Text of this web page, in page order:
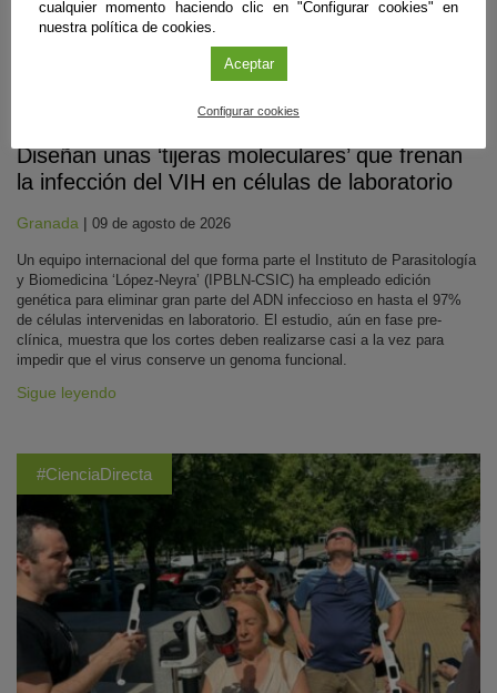
Diseñan unas ‘tijeras moleculares’ que frenan
la infección del VIH en células de laboratorio
Granada | 09 de agosto de 2026
Un equipo internacional del que forma parte el Instituto de Parasitología
y Biomedicina ‘López-Neyra’ (IPBLN-CSIC) ha empleado edición
genética para eliminar gran parte del ADN infeccioso en hasta el 97%
de células intervenidas en laboratorio. El estudio, aún en fase pre-
clínica, muestra que los cortes deben realizarse casi a la vez para
impedir que el virus conserve un genoma funcional.
Sigue leyendo
#CienciaDirecta
cualquier momento haciendo clic en "Configurar cookies" en
nuestra política de cookies.
Aceptar
Configurar cookies